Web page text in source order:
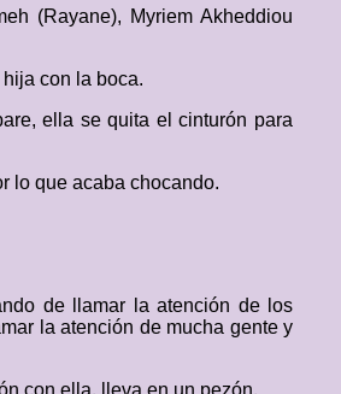
(Rayane), Myriem Akheddiou
con la boca.
ella se quita el cinturón para
lo que acaba chocando.
de llamar la atención de los
la atención de mucha gente y
con ella, lleva en un pezón.